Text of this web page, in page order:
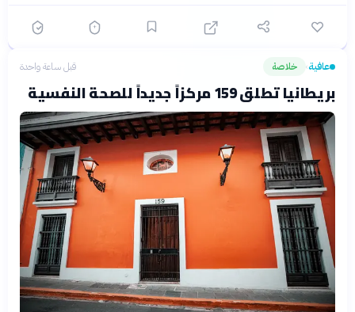
عافية› خلاصة قبل ساعة واحدة
بريطانيا تطلق 159 مركزاً جديداً للصحة النفسية